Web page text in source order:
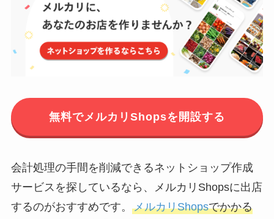
無料でメルカリShopsを開設する
会計処理の手間を削減できるネットショップ作成
サービスを探しているなら、メルカリShopsに出店
するのがおすすめです。 メルカリShopsでかかる